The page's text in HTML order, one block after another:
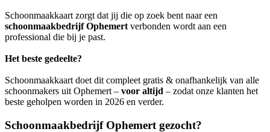
Schoonmaakkaart zorgt dat jij die op zoek bent naar een
schoonmaakbedrijf Ophemert verbonden wordt aan een
professional die bij je past.
Het beste gedeelte?
Schoonmaakkaart doet dit compleet gratis & onafhankelijk van alle
schoonmakers uit Ophemert – voor altijd – zodat onze klanten het
beste geholpen worden in 2026 en verder.
Schoonmaakbedrijf Ophemert gezocht?